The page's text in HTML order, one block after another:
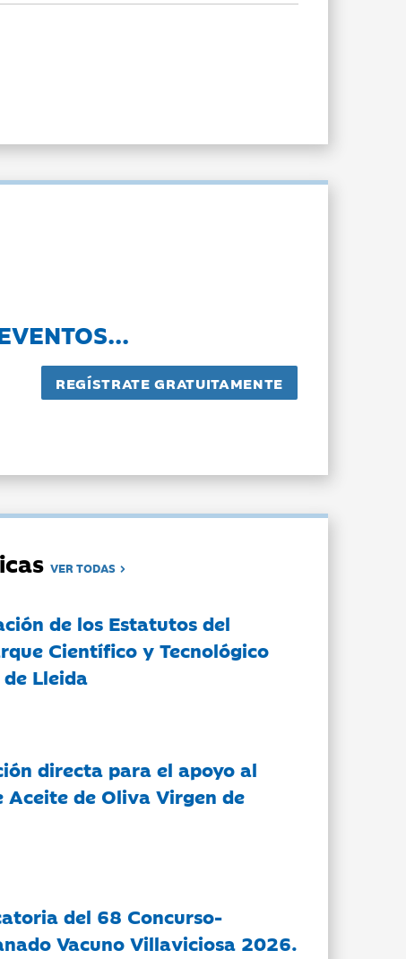
VER TODAS
de los Estatutos del
Científico y Tecnológico
Lleida
directa para el apoyo al
Aceite de Oliva Virgen de
del 68 Concurso-
Vacuno Villaviciosa 2026.